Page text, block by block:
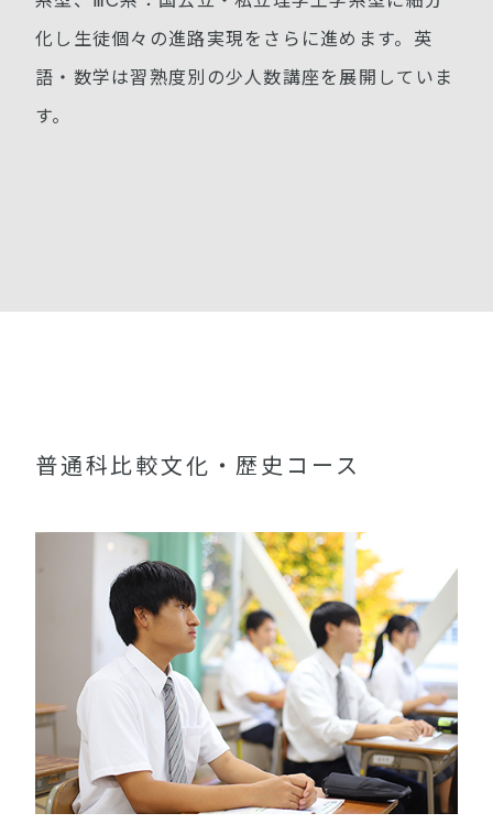
化し生徒個々の進路実現をさらに進めます。英
語・数学は習熟度別の少人数講座を展開していま
す。
普通科比較文化・歴史コース